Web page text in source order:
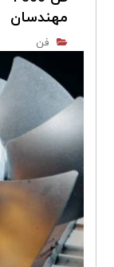
مهندسان
فن